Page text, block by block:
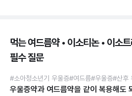
먹는 여드름약 • 이소티논 • 이소
필수 질문
#소아청소년기 우울증#여드름#우울증#산후
우울증약과 여드름약을 같이 복용해도